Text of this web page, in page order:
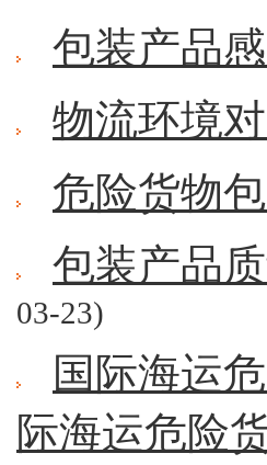
包装产品
物流环境
危险货物
包装产品
03-23)
国际海运
际海运危险